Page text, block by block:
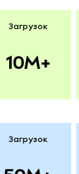
Загрузок
10M+
Загрузок